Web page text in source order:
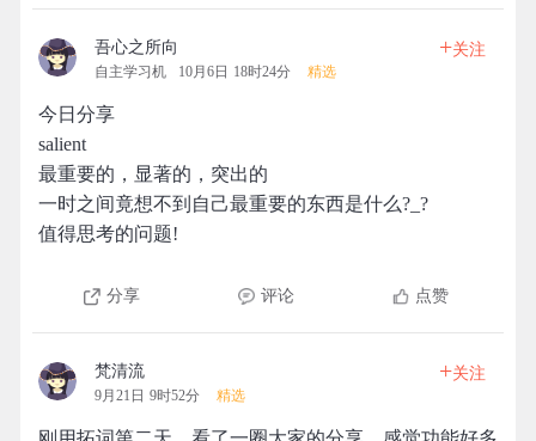
吾心之所向
自主学习机 10月6日 18时24分 精选
+关注
今日分享
salient
最重要的，显著的，突出的
一时之间竟想不到自己最重要的东西是什么?_?
值得思考的问题!
分享 评论 点赞
梵清流
9月21日 9时52分 精选
+关注